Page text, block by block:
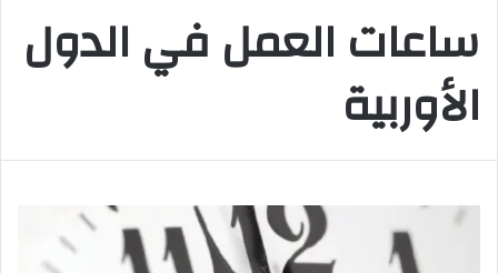
ساعات العمل في الدول
الأوربية